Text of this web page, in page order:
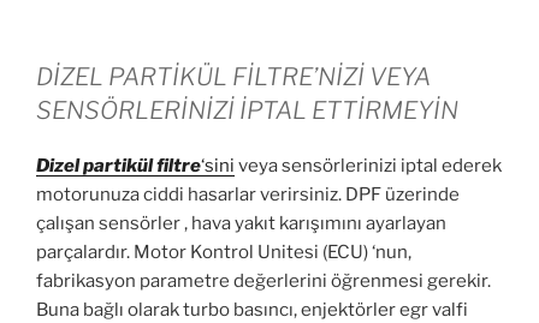
DİZEL PARTİKÜL FİLTRE’NİZİ VEYA
SENSÖRLERİNİZİ İPTAL ETTİRMEYİN
Dizel partikülfiltre‘sini veya sensörlerinizi iptal ederek
motorunuza ciddi hasarlar verirsiniz. DPF üzerinde
çalışan sensörler , hava yakıt karışımını ayarlayan
parçalardır. Motor Kontrol Unitesi (ECU) ‘nun,
fabrikasyon parametre değerlerini öğrenmesi gerekir.
Buna bağlı olarak turbo basıncı, enjektörler egr valfi